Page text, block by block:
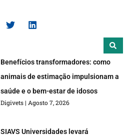
Benefícios transformadores: como
animais de estimação impulsionam a
saúde e o bem-estar de idosos
Digivets Agosto 7, 2026
SIAVS Universidades levará